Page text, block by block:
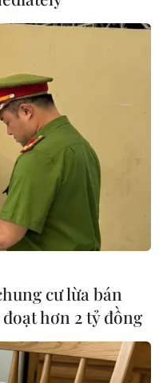
đốt" cả
miền Bắc nước này
đám cháy, trong đó có
cư lừa bán
hơn 2 tỷ đồng